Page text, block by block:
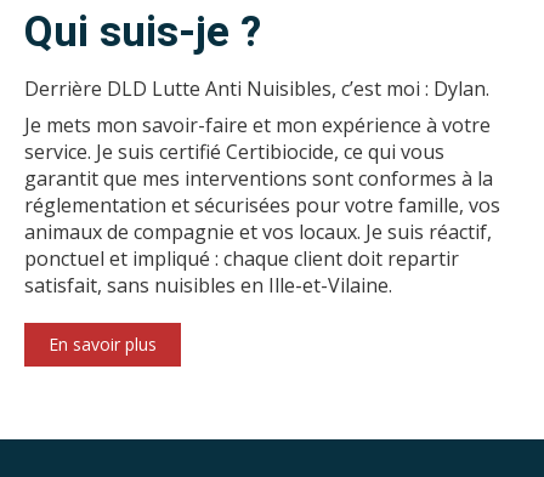
Qui suis-je ?
Derrière DLD Lutte Anti Nuisibles, c’est moi : Dylan.
Je mets mon savoir-faire et mon expérience à votre
service. Je suis certifié Certibiocide, ce qui vous
garantit que mes interventions sont conformes à la
réglementation et sécurisées pour votre famille, vos
animaux de compagnie et vos locaux. Je suis réactif,
ponctuel et impliqué : chaque client doit repartir
satisfait, sans nuisibles en Ille-et-Vilaine.
En savoir plus